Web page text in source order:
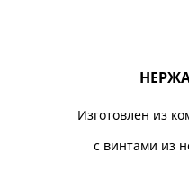
Изготовлен из
с винтами